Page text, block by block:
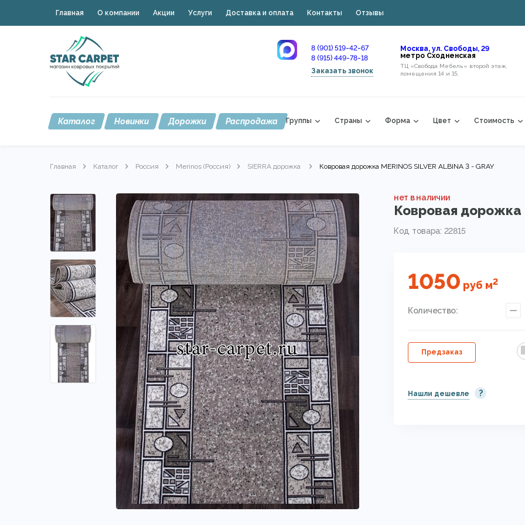
Главная О компании Акции Услуги Доставка и оплата Контакты Отзывы
8 (901) 519-42-67
8 (915) 449-78-18
Заказать звонок
Москва, ул. Свободы, 29
метро Сходненская
ТЦ «Свобода Мебель» второй этаж,
помещения 14 и 15,
Каталог Новинки Дорожки Распродажа Группы Страны Форма Цвет Стоимость
Главная Каталог Россия Merinos (Россия) SIERRA дорожка Ковровая дорожка MERINOS SILVER ALBINA 3 - GRAY
нет в наличии
Ковровая дорожка
Код товара: 22815
1050 руб м2
Количество:
Предзаказ
Нашли дешевле ?